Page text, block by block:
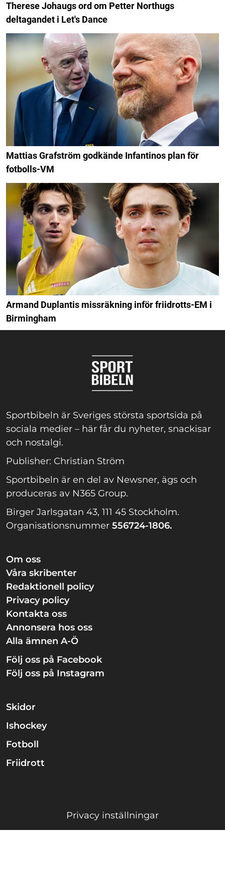
Therese Johaugs ord om Petter Northugs
deltagandet i Let's Dance
Mattias Grafström godkände Infantinos plan för
fotbolls-VM
Armand Duplantis missräkning inför friidrotts-EM i
Birmingham
Sportbibeln är Sveriges största sportsida på
sociala medier – här får du nyheter, snackisar
och nostalgi.
Publisher: Christian Ström
Sportbibeln är en del av Newsner, ägs och
produceras av N365 Group.
Birger Jarlsgatan 43, 111 45 Stockholm.
Organisationsnummer 556724-1806.
Om oss
Våra skribenter
Redaktionell policy
Privacy policy
Kontakta oss
Annonsera hos oss
Alla ämnen A-Ö
Följ oss på Facebook
Följ oss på Instagram
Skidor
Ishockey
Fotboll
Friidrott
Privacy inställningar